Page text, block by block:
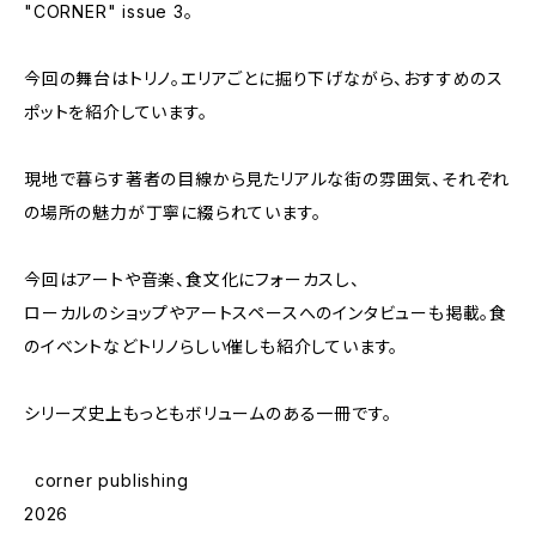
"CORNER" issue 3。
今回の舞台はトリノ。エリアごとに掘り下げながら、おすすめのス
ポットを紹介しています。
現地で暮らす著者の目線から見たリアルな街の雰囲気、それぞれ
の場所の魅力が丁寧に綴られています。
今回はアートや音楽、食文化にフォーカスし、
ローカルのショップやアートスペースへのインタビューも掲載。食
のイベントなどトリノらしい催しも紹介しています。
シリーズ史上もっともボリュームのある一冊です。
corner publishing
2026